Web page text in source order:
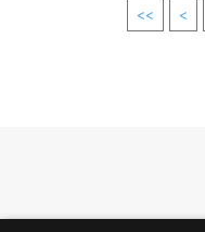
<< <